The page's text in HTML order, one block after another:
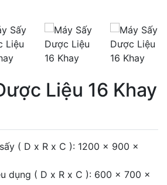
Liệu 16 Khay
( D x R x C ): 1200 x 900 x
dụng ( D x R x C ): 600 x 700 x